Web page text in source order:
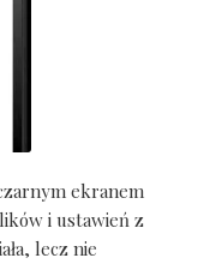
ekranem
i ustawień z
lecz nie